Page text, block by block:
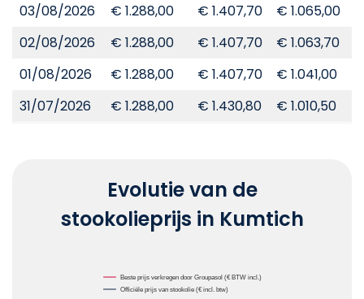
03/08/2026
€ 1.288,00 € 1.407,70 € 1.065,00
02/08/2026
€ 1.288,00 € 1.407,70 € 1.063,70
01/08/2026
€ 1.288,00 € 1.407,70 € 1.041,00
31/07/2026
€ 1.288,00 € 1.430,80 € 1.010,50
Evolutie van de
stookolieprijs in Kumtich
Beste prijs verkregen door Groupasol (€ BTW incl.)
Officiële prijs van stookolie (€ incl. btw)